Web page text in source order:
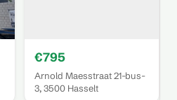
€795
Arnold Maesstraat 21-bus-
3, 3500 Hasselt